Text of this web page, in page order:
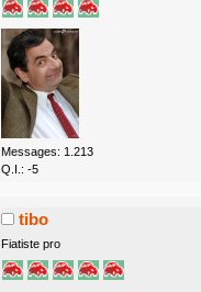
Messages: 1.213
Q.I.: -5
tibo
Fiatiste pro